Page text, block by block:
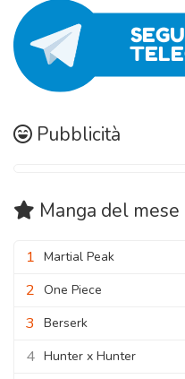
Pubblicità
Manga del mese
1 Martial Peak
2 One Piece
3 Berserk
4 Hunter x Hunter